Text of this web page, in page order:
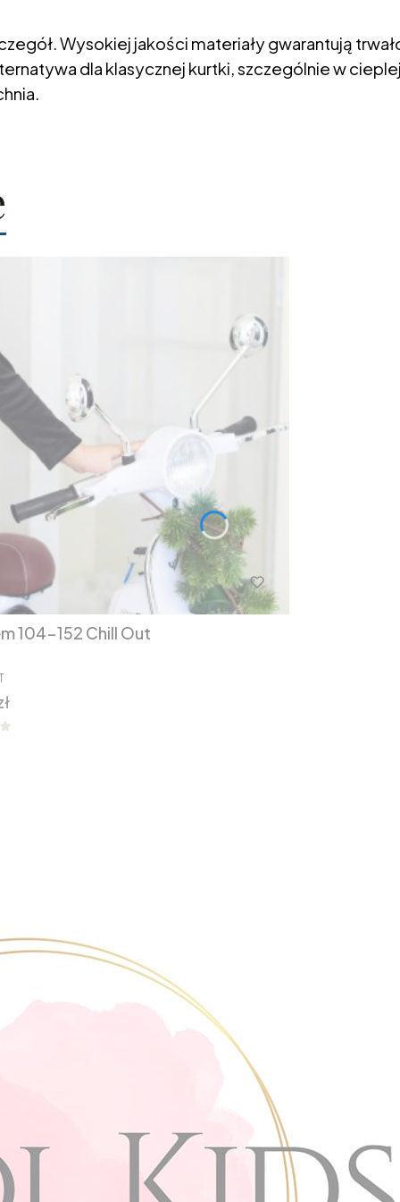
Wysokiej jakości materiały gwarantują
dla klasycznej kurtki, szczególnie w
104-152 Chill Out